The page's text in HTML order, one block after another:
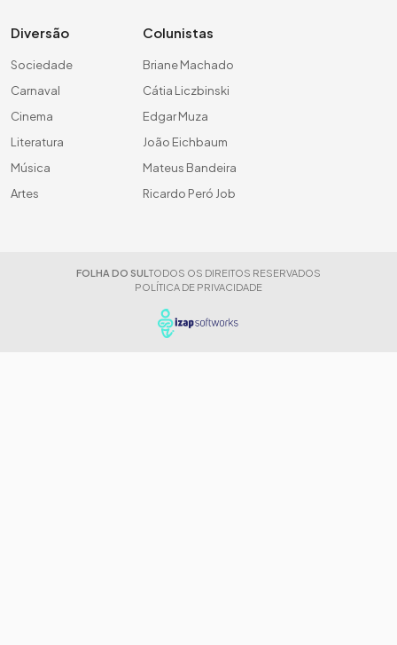
Diversão
Sociedade
Carnaval
Cinema
Literatura
Música
Artes
Colunistas
Briane Machado
Cátia Liczbinski
Edgar Muza
João Eichbaum
Mateus Bandeira
Ricardo Peró Job
FOLHA DO SUL TODOS OS DIREITOS RESERVADOS
POLÍTICA DE PRIVACIDADE